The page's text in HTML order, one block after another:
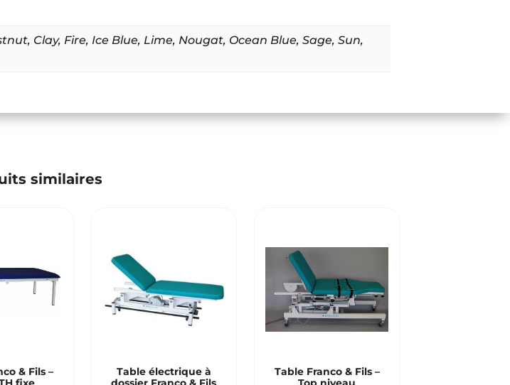
, Clay, Fire, Ice Blue, Lime, Nougat, Ocean Blue, Sage, Sun,
similaires
& Fils –
Table électrique à
Table Franco & Fils –